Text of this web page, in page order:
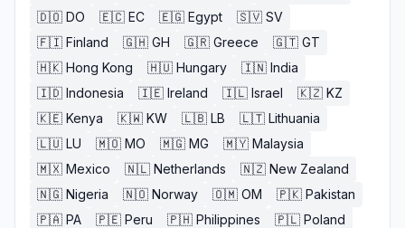
🇩🇴 DO 🇪🇨 EC 🇪🇬 Egypt 🇸🇻 SV
🇫🇮 Finland 🇬🇭 GH 🇬🇷 Greece 🇬🇹 GT
🇭🇰 Hong Kong 🇭🇺 Hungary 🇮🇳 India
🇮🇩 Indonesia 🇮🇪 Ireland 🇮🇱 Israel 🇰🇿 KZ
🇰🇪 Kenya 🇰🇼 KW 🇱🇧 LB 🇱🇹 Lithuania
🇱🇺 LU 🇲🇴 MO 🇲🇬 MG 🇲🇾 Malaysia
🇲🇽 Mexico 🇳🇱 Netherlands 🇳🇿 New Zealand
🇳🇬 Nigeria 🇳🇴 Norway 🇴🇲 OM 🇵🇰 Pakistan
🇵🇦 PA 🇵🇪 Peru 🇵🇭 Philippines 🇵🇱 Poland